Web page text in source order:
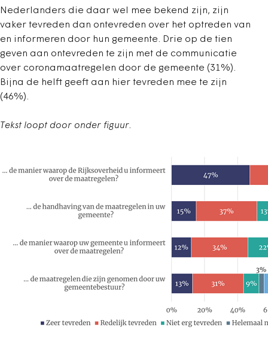
Nederlanders die daar wel mee bekend zijn, zijn
vaker tevreden dan ontevreden over het optreden van
en informeren door hun gemeente. Drie op de tien
geven aan ontevreden te zijn met de communicatie
over coronamaatregelen door de gemeente (31%).
Bijna de helft geeft aan hier tevreden mee te zijn
(46%).
Tekst loopt door onder figuur.